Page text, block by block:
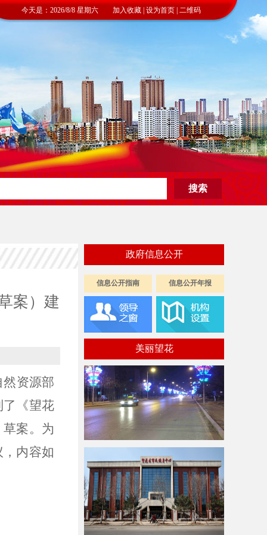
今天是：2026/8/8 星期六 加入收藏 | 设为首页 | 二维码
案）建
资源部
《望花
案。为
内容如
政府信息公开
信息公开指南 信息公开年报
美丽望花